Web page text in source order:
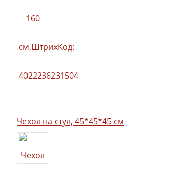
Чехол на стул, 45*45*45 см